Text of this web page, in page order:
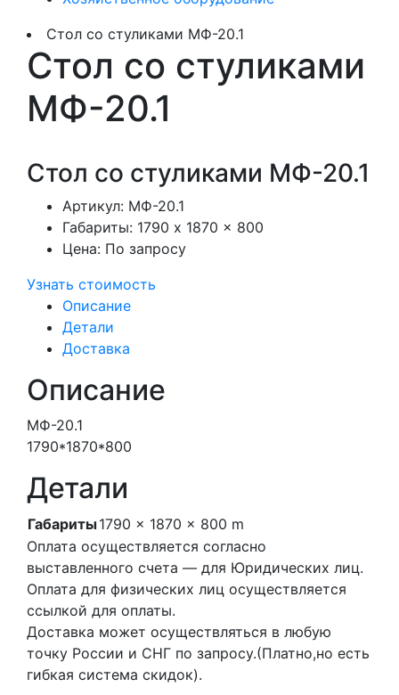
Стол со стуликами МФ-20.1
Стол со стуликами
МФ-20.1
Стол со стуликами МФ-20.1
Артикул: МФ-20.1
Габариты: 1790 x 1870 x 800
Цена: По запросу
Узнать стоимость
Описание
Детали
Доставка
Описание
МФ-20.1
1790*1870*800
Детали
Габариты1790 × 1870 × 800 m
Оплата осуществляется согласно
выставленного счета — для Юридических лиц.
Оплата для физических лиц осуществляется
ссылкой для оплаты.
Доставка может осуществляться в любую
точку России и СНГ по запросу.(Платно,но есть
гибкая система скидок).